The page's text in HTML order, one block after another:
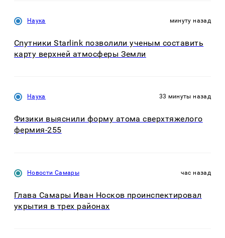
Наука минуту назад
Спутники Starlink позволили ученым составить
карту верхней атмосферы Земли
Наука 33 минуты назад
Физики выяснили форму атома сверхтяжелого
фермия-255
Новости Самары час назад
Глава Самары Иван Носков проинспектировал
укрытия в трех районах